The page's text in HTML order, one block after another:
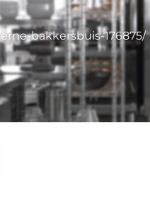
bakkersbuis-176875/